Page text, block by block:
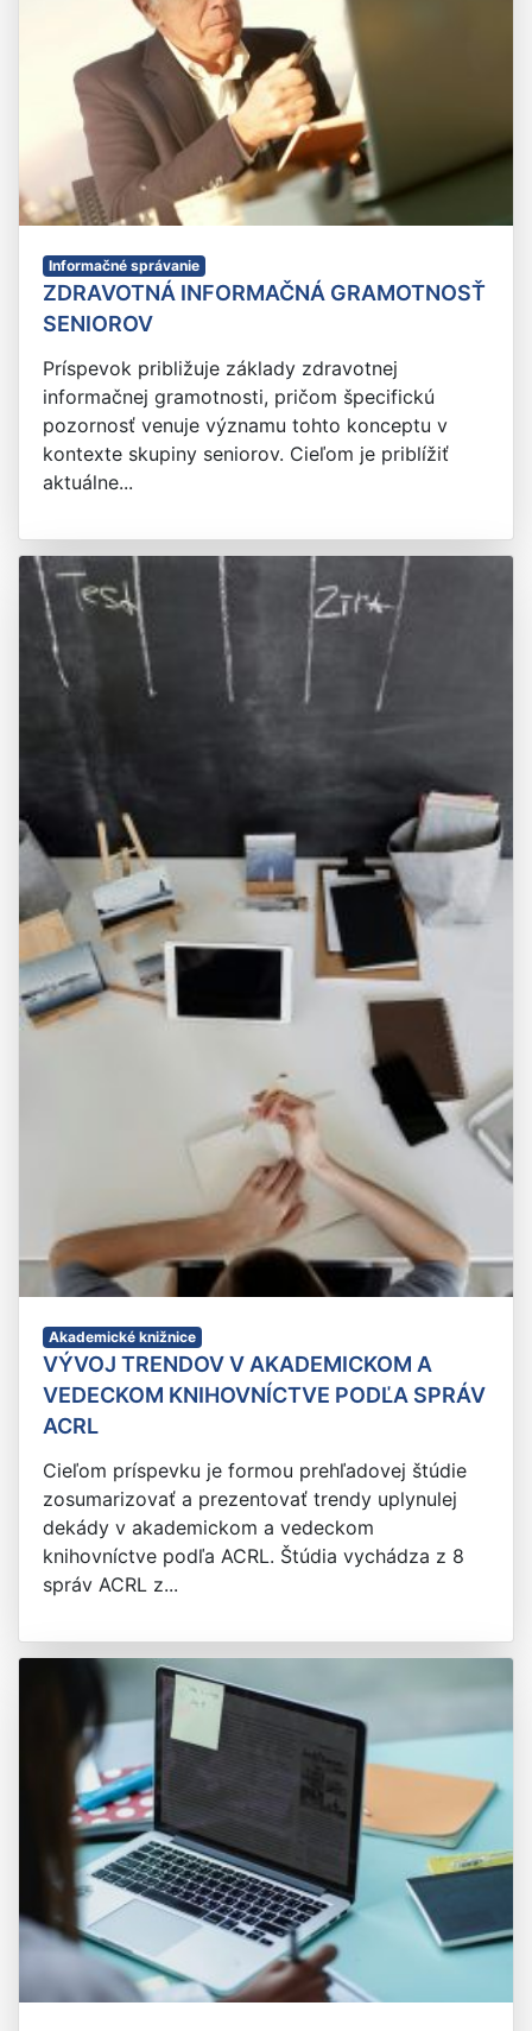
Informačné správanie
ZDRAVOTNÁ INFORMAČNÁ GRAMOTNOSŤ
SENIOROV
Príspevok približuje základy zdravotnej
informačnej gramotnosti, pričom špecifickú
pozornosť venuje významu tohto konceptu v
kontexte skupiny seniorov. Cieľom je priblížiť
aktuálne...
Akademické knižnice
VÝVOJ TRENDOV V AKADEMICKOM A
VEDECKOM KNIHOVNÍCTVE PODĽA SPRÁV
ACRL
Cieľom príspevku je formou prehľadovej štúdie
zosumarizovať a prezentovať trendy uplynulej
dekády v akademickom a vedeckom
knihovníctve podľa ACRL. Štúdia vychádza z 8
správ ACRL z...